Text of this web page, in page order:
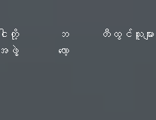
ငါတို့
အဖွဲ့
ဘ
လော့
တီထွင်သူများ